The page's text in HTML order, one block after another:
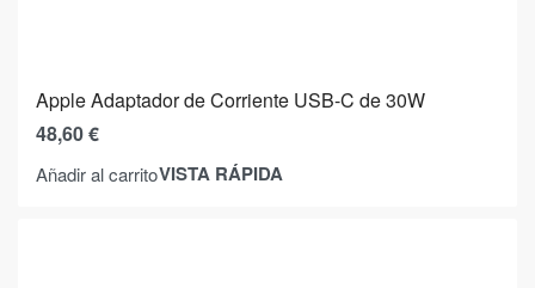
Apple Adaptador de Corriente USB-C de 30W
48,60€
Añadir al carritoVISTA RÁPIDA